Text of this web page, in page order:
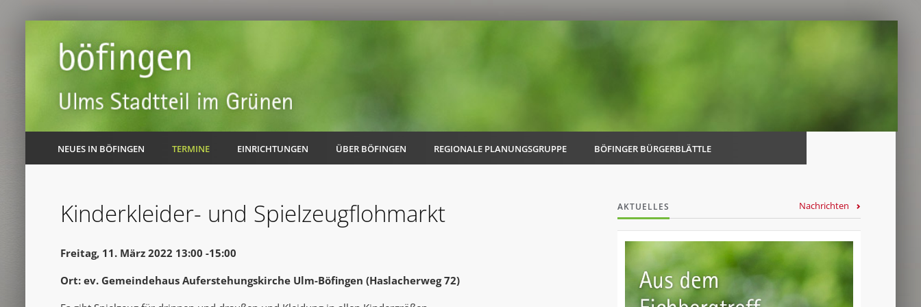
NEUES IN BÖFINGEN TERMINE EINRICHTUNGEN ÜBER BÖFINGEN REGIONALE PLANUNGSGRUPPE
AK Kultur
BÖFINGER BÜRGERBLÄTTLE
Kinderkleider- und Spielzeugflohmarkt
Freitag, 11. März 2022 13:00 -15:00
Ort: ev. Gemeindehaus Auferstehungskirche Ulm-Böfingen (Haslacherweg 72)
AKTUELLES Nachrichten